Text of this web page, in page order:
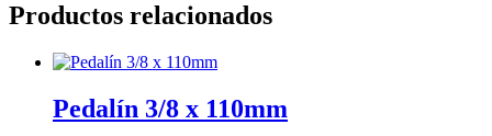
Productos relacionados
Pedalín 3/8 x 110mm